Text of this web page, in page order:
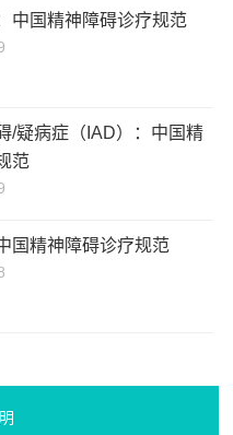
中国精神障碍诊疗规范
/疑病症（IAD）：中国精
范
国精神障碍诊疗规范